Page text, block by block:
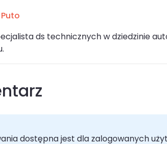
ds technicznych w dziedzinie
dostępna jest dla zalogowanych